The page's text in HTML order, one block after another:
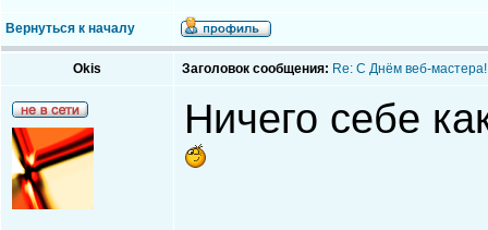
Вернуться к началу
Okis Заголовок сообщения: Re: С Днём веб-мастера!
Ничего себе